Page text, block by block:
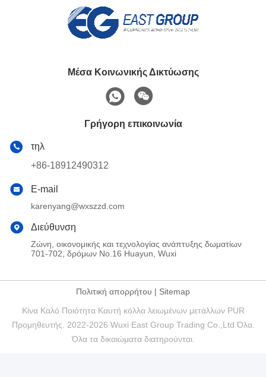
Μέσα Κοινωνικής Δικτύωσης
Γρήγορη επικοινωνία
τηλ
+86-18912490312
E-mail
karenyang@wxszzd.com
Διεύθυνση
Ζώνη, οικονομικής και τεχνολογίας ανάπτυξης δωματίων
701-702, δρόμων No.16 Huayun, Wuxi
Πολιτική απορρήτου | Sitemap
Κίνα Καλό Ποιότητα Καυτή κόλλα λειωμένων μετάλλων PUR
Προμηθευτής. 2022-2026 Wuxi East Group Trading Co.,Ltd Όλα.
Όλα τα δικαιώματα διατηρούνται.